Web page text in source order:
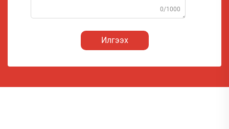
0/1000
Илгээх